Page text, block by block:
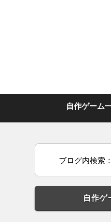
自作ゲーム
ブログ内検索：
自作ゲ